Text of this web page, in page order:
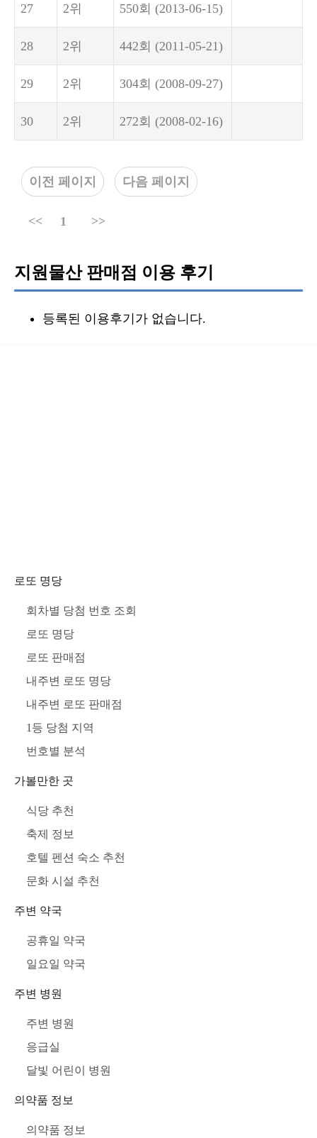
27 2위 550회 (2013-06-15)
28 2위 442회 (2011-05-21)
29 2위 304회 (2008-09-27)
30 2위 272회 (2008-02-16)
이전 페이지 다음 페이지
<< 1 >>
지원물산 판매점 이용 후기
등록된 이용후기가 없습니다.
로또 명당
회차별 당첨 번호 조회
로또 명당
로또 판매점
내주변 로또 명당
내주변 로또 판매점
1등 당첨 지역
번호별 분석
가볼만한 곳
식당 추천
축제 정보
호텔 펜션 숙소 추천
문화 시설 추천
주변 약국
공휴일 약국
일요일 약국
주변 병원
주변 병원
응급실
달빛 어린이 병원
의약품 정보
의약품 정보